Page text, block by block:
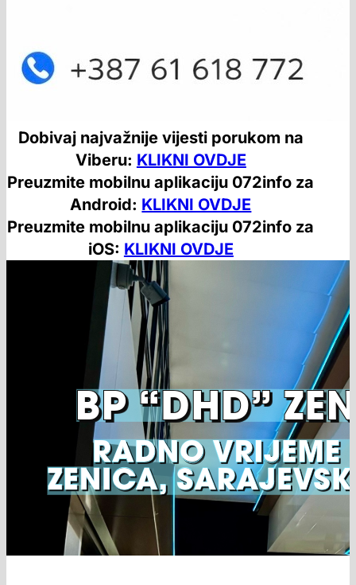
Dobivaj najvažnije vijesti porukom na
Viberu: KLIKNI OVDJE
Preuzmite mobilnu aplikaciju 072info za
Android: KLIKNI OVDJE
Preuzmite mobilnu aplikaciju 072info za
iOS: KLIKNI OVDJE